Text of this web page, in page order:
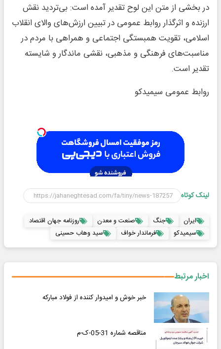
در بخشی از متن این لوح تقدیر آمده است: بی‌تردید نقش
ارزنده و اثرگذار روابط عمومی در تبیین ارزش‌های والای انقلاب
اسلامی، تقویت همبستگی اجتماعی و همراهی با مردم در
مناسبت‌های فرهنگی و مذهبی، نقشی ماندگار و شایسته
تقدیر است.
روابط عمومی سیمیدکو
لینک کوتاه
ایران جنگ صنعت و معدن
روزنامه جهان اقتصاد
سیمیدکو
فرماندار خواف سید وهاب حسینی
اخبار مرتبط
خبر خوش و امیدوار کننده از فولاد مبارکه
مناقصه شماره 31-05-ک-م